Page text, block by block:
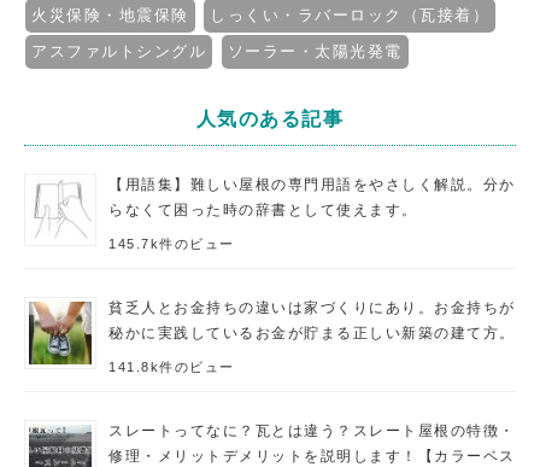
火災保険・地震保険
しっくい・ラバーロック（瓦接着）
アスファルトシングル
ソーラー・太陽光発電
人気のある記事
【用語集】難しい屋根の専門用語をやさしく解説。分か
らなくて困った時の辞書として使えます。
145.7k件のビュー
貧乏人とお金持ちの違いは家づくりにあり。お金持ちが
秘かに実践しているお金が貯まる正しい新築の建て方。
141.8k件のビュー
スレートってなに？瓦とは違う？スレート屋根の特徴・
修理・メリットデメリットを説明します！【カラーベス